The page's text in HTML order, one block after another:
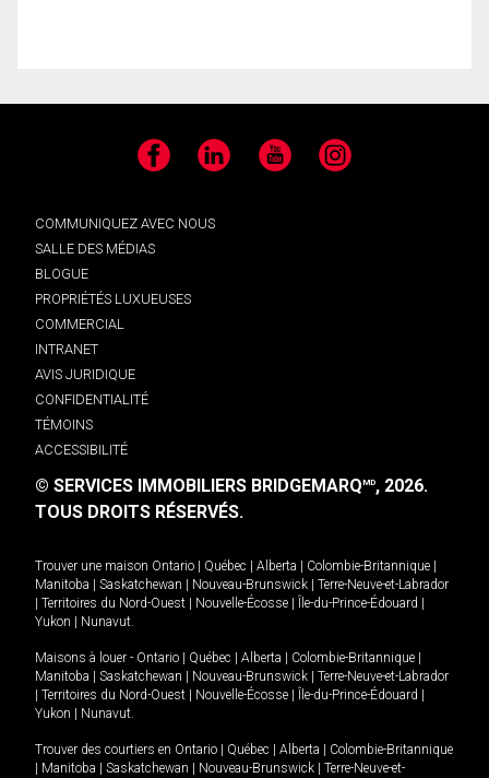
Facebook LinkedIn YouTube Instagram
COMMUNIQUEZ AVEC NOUS
SALLE DES MÉDIAS
BLOGUE
PROPRIÉTÉS LUXUEUSES
COMMERCIAL
INTRANET
AVIS JURIDIQUE
CONFIDENTIALITÉ
TÉMOINS
ACCESSIBILITÉ
© SERVICES IMMOBILIERS BRIDGEMARQMD, 2026.
TOUS DROITS RÉSERVÉS.
Trouver une maison Ontario Québec Alberta Colombie-Britannique
Manitoba
Saskatchewan Nouveau-Brunswick
Terre-Neuve-et-Labrador
Territoires du Nord-Ouest Nouvelle-Écosse Île-du-Prince-Édouard
Yukon
Nunavut.
Maisons à louer - Ontario Québec Alberta Colombie-Britannique
Manitoba
Saskatchewan Nouveau-Brunswick
Terre-Neuve-et-Labrador
Territoires du Nord-Ouest Nouvelle-Écosse Île-du-Prince-Édouard
Yukon
Nunavut.
Trouver des courtiers en Ontario Québec Alberta
Colombie-Britannique
Manitoba Saskatchewan Nouveau-Brunswick
Terre-Neuve-et-